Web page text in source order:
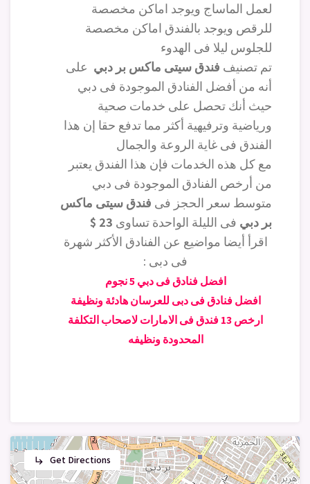
لعمل الماساج ويوجد اماكن مخصصة
للرقص ويوجد بالفندق اماكن مخصصة
للجلوس ليلا فى الهدوء
تم تصنيف فندق سيتى ماكس بر دبي على
أنه من أفضل الفنادق الموجودة فى دبي
حيث أنك تحصل على خدمات صحية
ورياضية وترفيهية أكثر مما تدفع حقا إن هذا
الفندق فى غاية الروعة والجمال
مع كل هذه الخدمات فإن هذا الفندق يعتبر
من أرخص الفنادق الموجودة فى دبي
متوسط سعر الحجز فى فندق سيتى ماكس
بر دبي فى الليلة الواحدة تساوى
اقرأ أيضا مواضيع عن الفنادق الأكثر شهرة
فى دبى :
افضل فنادق فى دبي 5 نجوم
افضل فنادق فى دبى للعرسان هادئة ونظيفة
ارخص 13 فندق فى الامارات لاصحاب التكلفة
المحدودة ونظيفه
Get Directions
subdirectory_arrow_right